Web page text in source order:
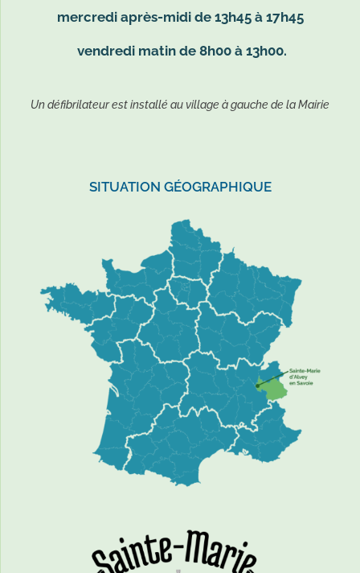
mercredi après-midi de 13h45 à 17h45
vendredi matin de 8h00 à 13h00.
Un défibrilateur est installé au village à gauche de la Mairie
SITUATION GÉOGRAPHIQUE